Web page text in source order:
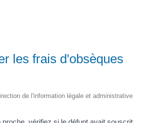
les frais d'obsèques
de l'information légale et administrative